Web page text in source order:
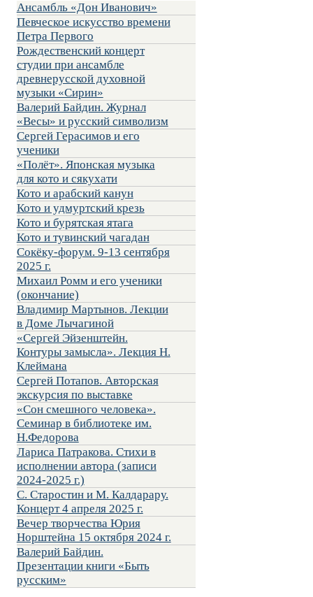
Ансамбль «Дон Иванович»
Певческое искусство времени
Петра Первого
Рождественский концерт
студии при ансамбле
древнерусской духовной
музыки «Сирин»
Валерий Байдин. Журнал
«Весы» и русский символизм
Сергей Герасимов и его
ученики
«Полёт». Японская музыка
для кото и сякухати
Кото и арабский канун
Кото и удмуртский крезь
Кото и бурятская ятага
Кото и тувинский чагадан
Сокёку-форум. 9-13 сентября
2025 г.
Михаил Ромм и его ученики
(окончание)
Владимир Мартынов. Лекции
в Доме Лычагиной
«Сергей Эйзенштейн.
Контуры замысла». Лекция Н.
Клеймана
Сергей Потапов. Авторская
экскурсия по выставке
«Сон смешного человека».
Семинар в библиотеке им.
Н.Федорова
Лариса Патракова. Стихи в
исполнении автора (записи
2024-2025 г.)
С. Старостин и М. Калдарару.
Концерт 4 апреля 2025 г.
Вечер творчества Юрия
Норштейна 15 октября 2024 г.
Валерий Байдин.
Презентации книги «Быть
русским»